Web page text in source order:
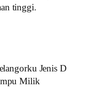
tinggi.
Jenis D
Milik